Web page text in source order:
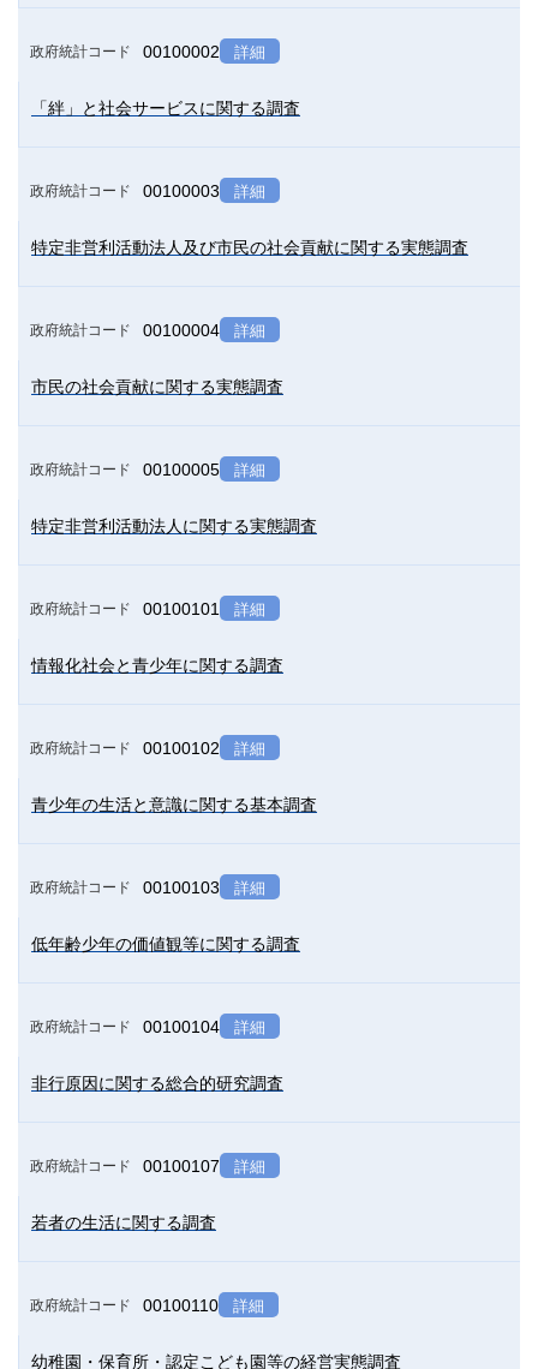
政府統計コード 00100002 詳細
「絆」と社会サービスに関する調査
政府統計コード 00100003 詳細
特定非営利活動法人及び市民の社会貢献に関する実態調査
政府統計コード 00100004 詳細
市民の社会貢献に関する実態調査
政府統計コード 00100005 詳細
特定非営利活動法人に関する実態調査
政府統計コード 00100101 詳細
情報化社会と青少年に関する調査
政府統計コード 00100102 詳細
青少年の生活と意識に関する基本調査
政府統計コード 00100103 詳細
低年齢少年の価値観等に関する調査
政府統計コード 00100104 詳細
非行原因に関する総合的研究調査
政府統計コード 00100107 詳細
若者の生活に関する調査
政府統計コード 00100110 詳細
幼稚園・保育所・認定こども園等の経営実態調査